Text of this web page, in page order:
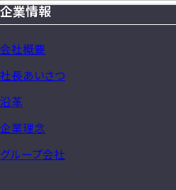
て
サ
イ
ト
マ
ッ
プ
企業情報
会社概要
社長あいさつ
沿革
企業理念
グループ会社